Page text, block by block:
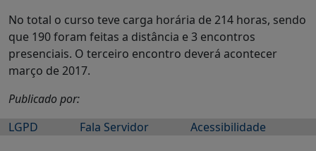
No total o curso teve carga horária de 214 horas, sendo
que 190 foram feitas a distância e 3 encontros
presenciais. O terceiro encontro deverá acontecer
março de 2017.
Publicado por:
LGPD
Fala Servidor Acessibilidade